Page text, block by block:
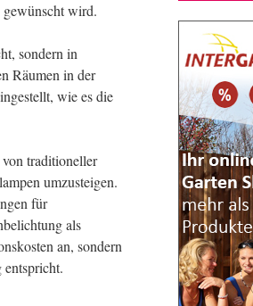
wird.
sondern in
Räumen in der
wie es die
traditioneller
umzusteigen.
für
als
an, sondern